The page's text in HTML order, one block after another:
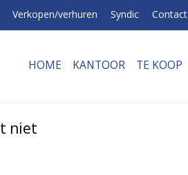
Verkopen/verhuren Syndic Contact
HOME KANTOOR TE KOOP
niet